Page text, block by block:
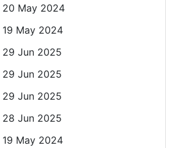
20 May 2024
19 May 2024
29 Jun 2025
29 Jun 2025
29 Jun 2025
28 Jun 2025
19 May 2024